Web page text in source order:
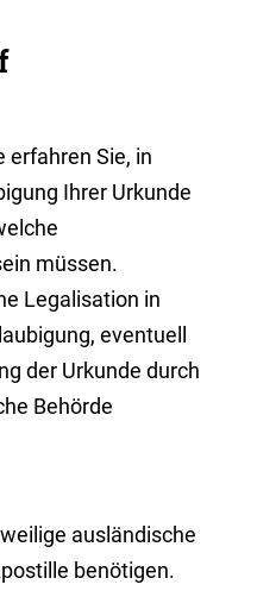
erfahren Sie, in
Ihrer Urkunde
müssen.
Legalisation in
eventuell
der Urkunde durch
Behörde
ausländische
benötigen.